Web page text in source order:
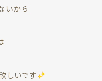
いから
しいです